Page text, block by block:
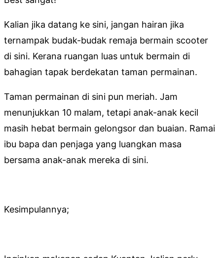
Kalian jika datang ke sini, jangan hairan jika
ternampak budak-budak remaja bermain scooter
di sini. Kerana ruangan luas untuk bermain di
bahagian tapak berdekatan taman permainan.
Taman permainan di sini pun meriah. Jam
menunjukkan 10 malam, tetapi anak-anak kecil
masih hebat bermain gelongsor dan buaian. Ramai
ibu bapa dan penjaga yang luangkan masa
bersama anak-anak mereka di sini.
Kesimpulannya;